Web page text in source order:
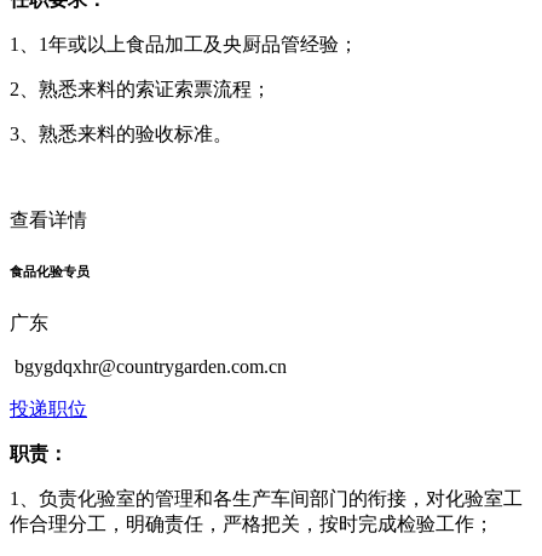
1、1年或以上食品加工及央厨品管经验；
2、熟悉来料的索证索票流程；
3、熟悉来料的验收标准。
查看详情
食品化验专员
广东
bgygdqxhr@countrygarden.com.cn
投递职位
职责：
1、负责化验室的管理和各生产车间部门的衔接，对化验室工
作合理分工，明确责任，严格把关，按时完成检验工作；